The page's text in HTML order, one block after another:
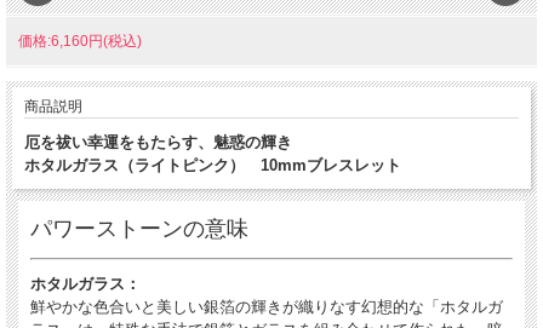
価格:6,160円(税込)
商品説明
厄を祓い幸運をもたらす、魅惑の輝き
ホタルガラス（ライトピンク） 10mmブレスレット
パワーストーンの意味
ホタルガラス：
鮮やかな色合いと美しい銀箔の輝きが織りなす幻想的な「ホタルガ